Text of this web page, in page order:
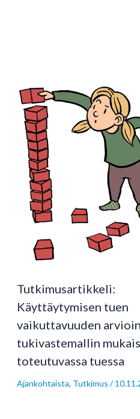
Tutkimusartikkeli:
Käyttäytymisen tuen
vaikuttavuuden
tukivastemallin
toteutuvassa tuessa
Ajankohtaista, Tutkimus /